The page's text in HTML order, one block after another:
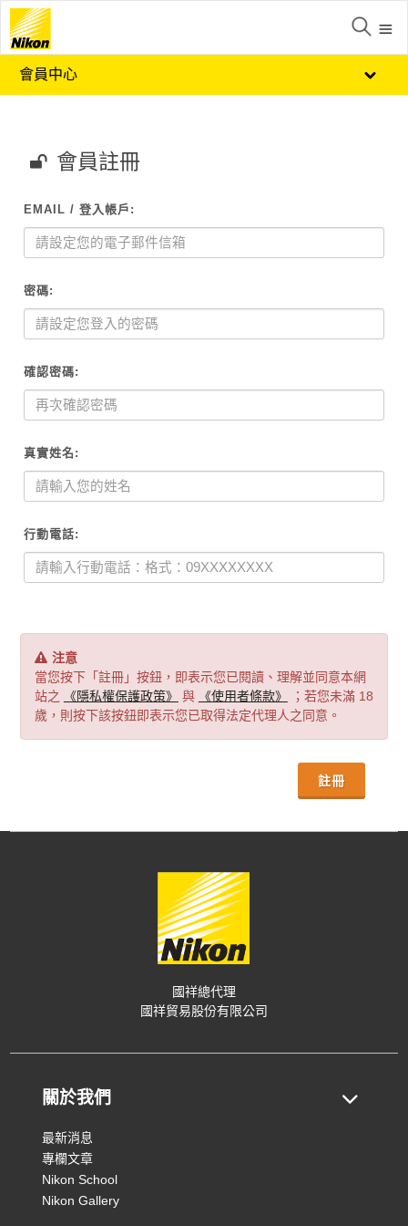
會員中心
會員註冊
EMAIL / 登入帳戶:
密碼:
確認密碼:
真實姓名:
行動電話:
注意
當您按下「註冊」按鈕，即表示您已閱讀、理解並同意本網
站之
《隱私權保護政策》 與 《使用者條款》
；若您未滿 18
歲，則按下該按鈕即表示您已取得法定代理人之同意。
國祥總代理
國祥貿易股份有限公司
關於我們
最新消息
專欄文章
Nikon School
Nikon Gallery